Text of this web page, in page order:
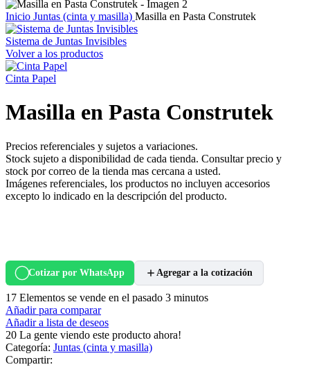
Inicio Juntas (cinta y masilla) Masilla en Pasta Construtek
Sistema de Juntas Invisibles
Volver a los productos
Cinta Papel
Masilla en Pasta Construtek
Precios referenciales y sujetos a variaciones.
Stock sujeto a disponibilidad de cada tienda. Consultar precio y
stock por correo de la tienda mas cercana a usted.
Imágenes referenciales, los productos no incluyen accesorios
excepto lo indicado en la descripción del producto.
Cotizar por WhatsApp Agregar a la cotización
17 Elementos se vende en el pasado 3 minutos
Añadir para comparar
Añadir a lista de deseos
20 La gente viendo este producto ahora!
Categoría: Juntas (cinta y masilla)
Compartir: